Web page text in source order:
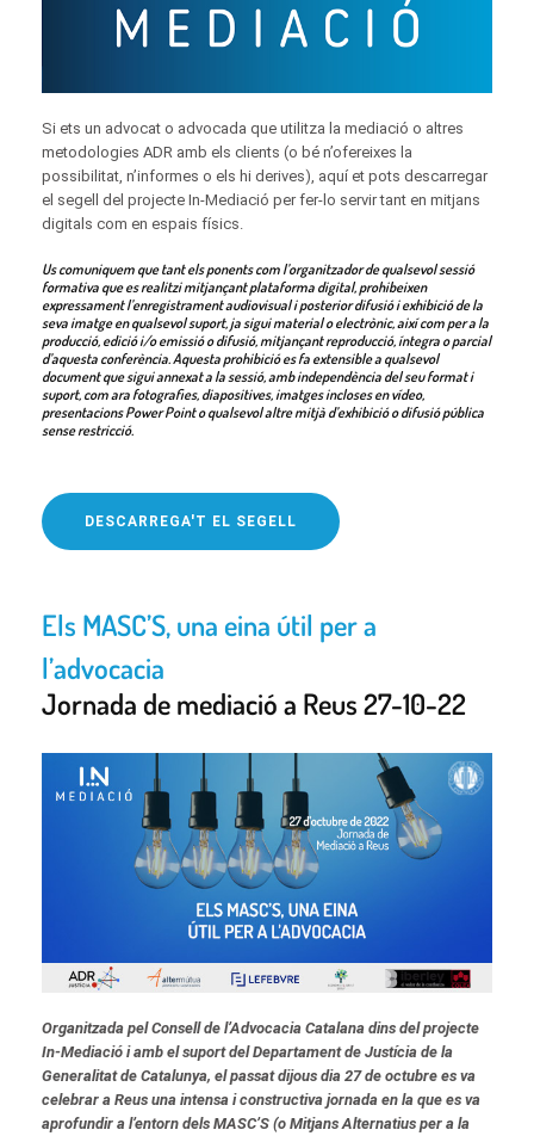
Si ets un advocat o advocada que utilitza la mediació o altres
metodologies ADR amb els clients (o bé n’ofereixes la
possibilitat, n’informes o els hi derives), aquí et pots descarregar
el segell del projecte In-Mediació per fer-lo servir tant en mitjans
digitals com en espais físics.
Us comuniquem que tant els ponents com l’organitzador de qualsevol sessió
formativa que es realitzi mitjançant plataforma digital, prohibeixen
expressament l’enregistrament audiovisual i posterior difusió i exhibició de la
seva imatge en qualsevol suport, ja sigui material o electrònic, així com per a la
producció, edició i/o emissió o difusió, mitjançant reproducció, íntegra o parcial
d’aquesta conferència. Aquesta prohibició es fa extensible a qualsevol
document que sigui annexat a la sessió, amb independència del seu format i
suport, com ara fotografies, diapositives, imatges incloses en vídeo,
presentacions Power Point o qualsevol altre mitjà d’exhibició o difusió pública
sense restricció.
DESCARREGA'T EL SEGELL
Els MASC’S, una eina útil per a
l’advocacia
Jornada de mediació a Reus 27-10-22
Organitzada pel Consell de l’Advocacia Catalana dins del projecte
In-Mediació i amb el suport del Departament de Justícia de la
Generalitat de Catalunya, el passat dijous dia 27 de octubre es va
celebrar a Reus una intensa i constructiva jornada en la que es va
aprofundir a l’entorn dels MASC’S (o Mitjans Alternatius per a la